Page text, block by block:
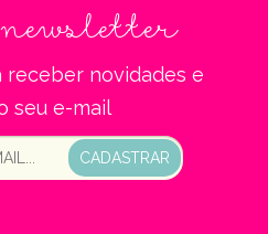
newsletter
receber novidades e
seu e-mail
CADASTRAR